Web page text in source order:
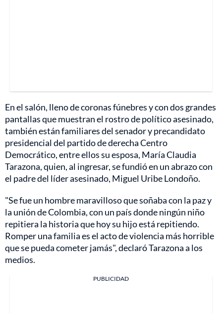
En el salón, lleno de coronas fúnebres y con dos grandes
pantallas que muestran el rostro de político asesinado,
también están familiares del senador y precandidato
presidencial del partido de derecha Centro
Democrático, entre ellos su esposa, María Claudia
Tarazona, quien, al ingresar, se fundió en un abrazo con
el padre del líder asesinado, Miguel Uribe Londoño.
"Se fue un hombre maravilloso que soñaba con la paz y
la unión de Colombia, con un país donde ningún niño
repitiera la historia que hoy su hijo está repitiendo.
Romper una familia es el acto de violencia más horrible
que se pueda cometer jamás", declaró Tarazona a los
medios.
PUBLICIDAD